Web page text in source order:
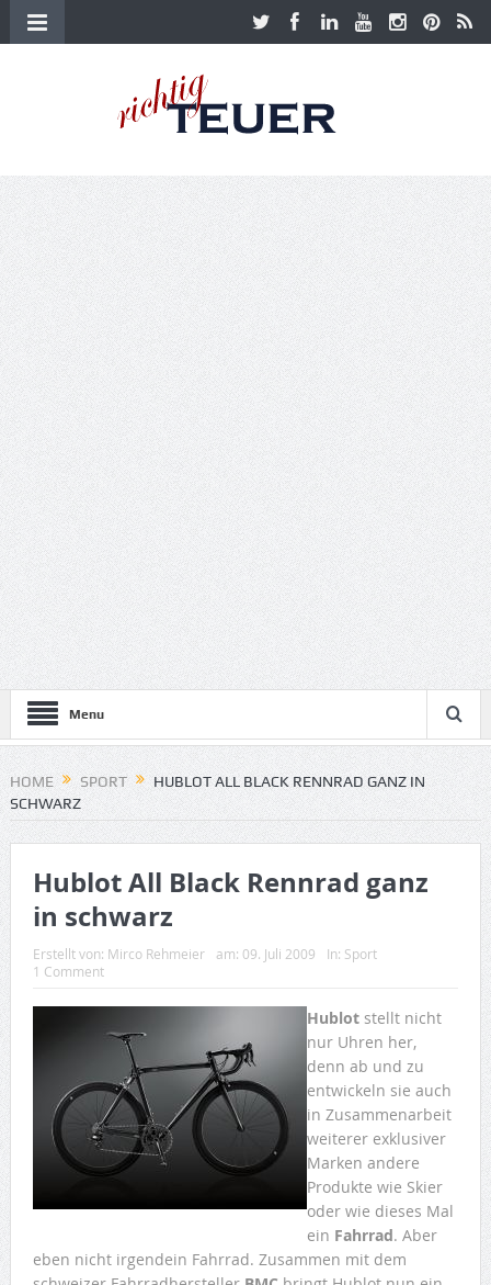
Menu
HOME SPORT
HUBLOT ALL BLACK RENNRAD GANZ IN
SCHWARZ
Hublot All Black Rennrad ganz
in schwarz
Erstellt von: Mirco Rehmeier am: 09. Juli 2009 In: Sport
1 Comment
Hublotstellt nicht
nur Uhren her,
denn ab und zu
entwickeln sie auch
in Zusammenarbeit
weiterer exklusiver
Marken andere
Produkte wie Skier
oder wie dieses Mal
ein Fahrrad. Aber
eben nicht irgendein Fahrrad. Zusammen mit dem